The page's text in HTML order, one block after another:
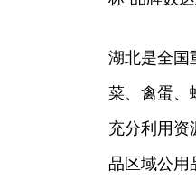
湖北是全国
菜、禽蛋、
充分利用资
品区域公用